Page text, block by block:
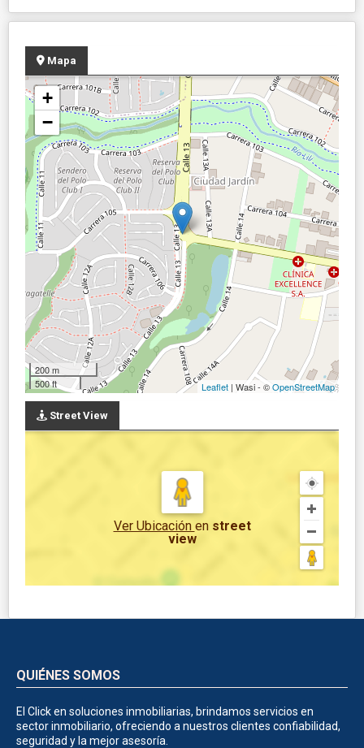
Mapa
+
−
200 m
500 ft
Leaflet | Wasi - ©OpenStreetMap
Street View
Ver Ubicación en street
view
QUIÉNES SOMOS
El Click en soluciones inmobiliarias, brindamos servicios en
sector inmobiliario, ofreciendo a nuestros clientes confiabilidad,
seguridad y la mejor asesoría.